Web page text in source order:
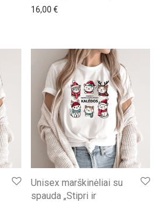
16,00 €
Unisex marškinėliai su
spauda „Stipri ir